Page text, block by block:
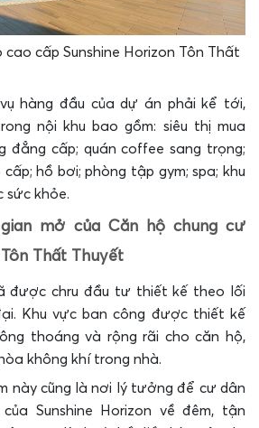
cao cấp Sunshine Horizon Tôn Thất
hàng đầu của dự án phải kể tới,
nội khu bao gồm: siêu thị mua
đẳng cấp; quán coffee sang trọng;
hồ bơi; phòng tập gym; spa; khu
sức khỏe.
mở của Căn hộ chung cư
Thất Thuyết
được chru đầu tư thiết kế theo lối
Khu vực ban công được thiết kế
thoáng và rộng rãi cho căn hộ,
không khí trong nhà.
này cũng là nơi lý tưởng để cư dân
Sunshine Horizon về đêm, tận